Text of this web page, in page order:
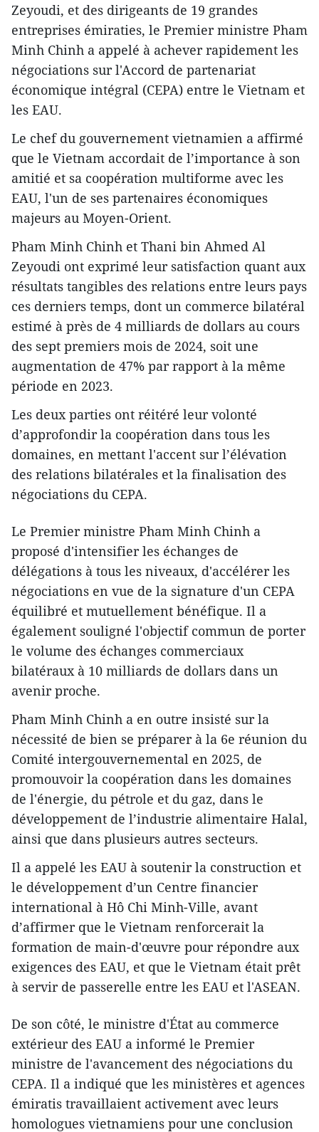
Zeyoudi, et des dirigeants de 19 grandes
entreprises émiraties, le Premier ministre Pham
Minh Chinh a appelé à achever rapidement les
négociations sur l'Accord de partenariat
économique intégral (CEPA) entre le Vietnam et
les EAU.
Le chef du gouvernement vietnamien a affirmé
que le Vietnam accordait de l’importance à son
amitié et sa coopération multiforme avec les
EAU, l'un de ses partenaires économiques
majeurs au Moyen-Orient.
Pham Minh Chinh et Thani bin Ahmed Al
Zeyoudi ont exprimé leur satisfaction quant aux
résultats tangibles des relations entre leurs pays
ces derniers temps, dont un commerce bilatéral
estimé à près de 4 milliards de dollars au cours
des sept premiers mois de 2024, soit une
augmentation de 47% par rapport à la même
période en 2023.
Les deux parties ont réitéré leur volonté
d’approfondir la coopération dans tous les
domaines, en mettant l'accent sur l’élévation
des relations bilatérales et la finalisation des
négociations du CEPA.
Le Premier ministre Pham Minh Chinh a
proposé d'intensifier les échanges de
délégations à tous les niveaux, d'accélérer les
négociations en vue de la signature d'un CEPA
équilibré et mutuellement bénéfique. Il a
également souligné l'objectif commun de porter
le volume des échanges commerciaux
bilatéraux à 10 milliards de dollars dans un
avenir proche.
Pham Minh Chinh a en outre insisté sur la
nécessité de bien se préparer à la 6e réunion du
Comité intergouvernemental en 2025, de
promouvoir la coopération dans les domaines
de l'énergie, du pétrole et du gaz, dans le
développement de l’industrie alimentaire Halal,
ainsi que dans plusieurs autres secteurs.
Il a appelé les EAU à soutenir la construction et
le développement d’un Centre financier
international à Hô Chi Minh-Ville, avant
d’affirmer que le Vietnam renforcerait la
formation de main-d'œuvre pour répondre aux
exigences des EAU, et que le Vietnam était prêt
à servir de passerelle entre les EAU et l'ASEAN.
De son côté, le ministre d'État au commerce
extérieur des EAU a informé le Premier
ministre de l'avancement des négociations du
CEPA. Il a indiqué que les ministères et agences
émiratis travaillaient activement avec leurs
homologues vietnamiens pour une conclusion